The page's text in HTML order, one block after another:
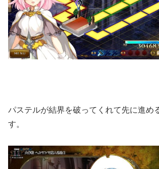
パステルが結界を破ってくれて先に進め
す。